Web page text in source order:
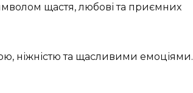
щастя, любові та приємних
ніжністю та щасливими емоціями.